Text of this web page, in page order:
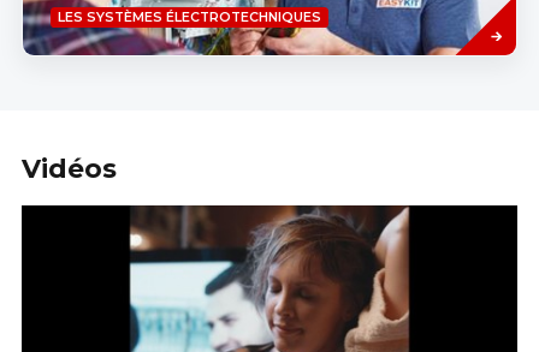
LES SYSTÈMES ÉLECTROTECHNIQUES
more
Vidéos